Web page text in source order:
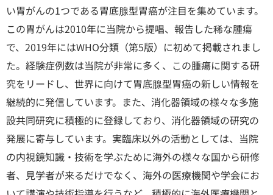
い胃がんの1つである胃底腺型胃癌が注目を集めています。
この胃がんは2010年に当院から提唱、報告した稀な腫瘍
で、2019年にはWHO分類（第5版）に初めて掲載されまし
た。経験症例数は当院が非常に多く、この腫瘍に関する研
究をリードし、世界に向けて胃底腺型胃癌の新しい情報を
継続的に発信しています。また、消化器領域の様々な多施
設共同研究に積極的に登録しており、消化器領域の研究の
発展に寄与しています。実臨床以外の活動としては、当院
の内視鏡知識・技術を学ぶために海外の様々な国から研修
者、見学者が来るだけでなく、海外の医療機関や学会にお